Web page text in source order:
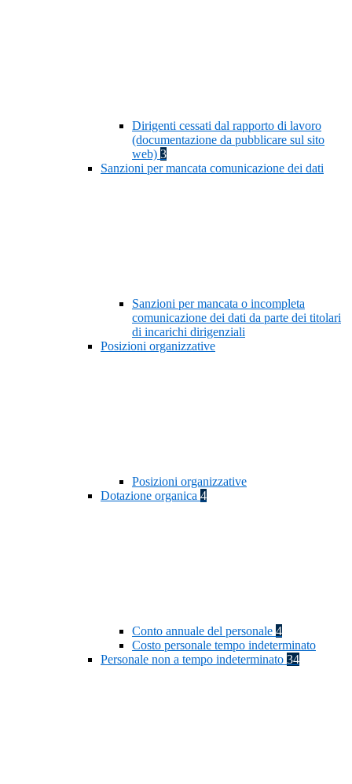
Dirigenti cessati dal rapporto di lavoro
(documentazione da pubblicare sul sito
web) 3
Sanzioni per mancata comunicazione dei dati
Sanzioni per mancata o incompleta
comunicazione dei dati da parte dei titolari
di incarichi dirigenziali
Posizioni organizzative
Posizioni organizzative
Dotazione organica 4
Conto annuale del personale 4
Costo personale tempo indeterminato
Personale non a tempo indeterminato 34